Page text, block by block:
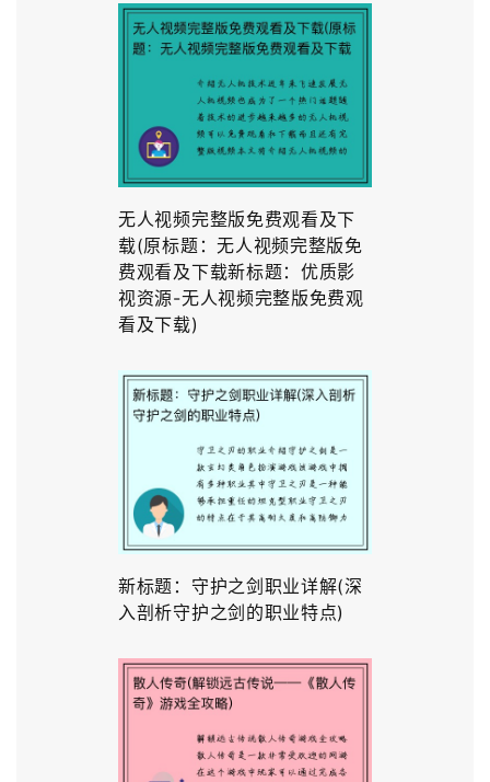
无人视频完整版免费观看及下
载(原标题：无人视频完整版免
费观看及下载新标题：优质影
视资源-无人视频完整版免费观
看及下载)
新标题：守护之剑职业详解(深
入剖析守护之剑的职业特点)